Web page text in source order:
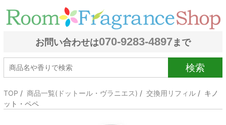
お問い合わせは070-9283-4897まで
検索
TOP / 商品一覧(ドットール・ヴラニエス) / 交換用リフィル / キノ
ット・ペペ